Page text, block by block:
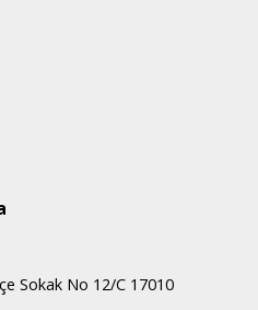
Sokak No 12/C 17010